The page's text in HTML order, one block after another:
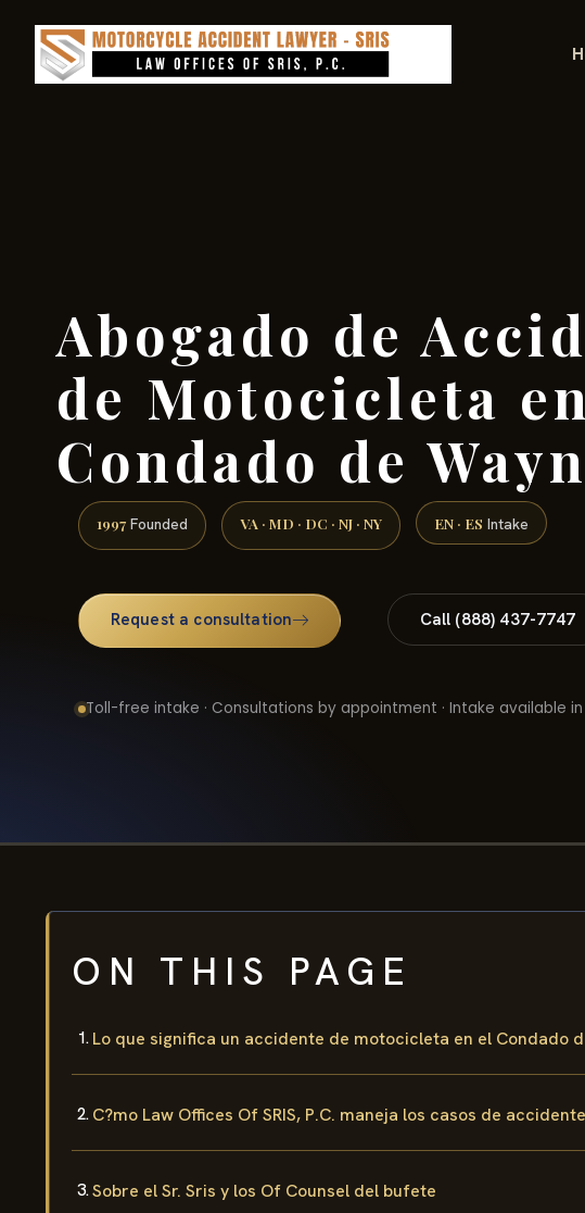
Abogado de
de Motocicleta
Condado de
1997 Founded VA · MD · DC · NJ · NY EN · ES Intake
Request a consultation Call (888) 437-7747
Toll-free intake · Consultations by appointment · Intake available in
ON THIS PAGE
Lo que significa un accidente de motocicleta en el Condado
C?mo Law Offices Of SRIS, P.C. maneja los casos de
Sobre el Sr. Sris y los Of Counsel del bufete